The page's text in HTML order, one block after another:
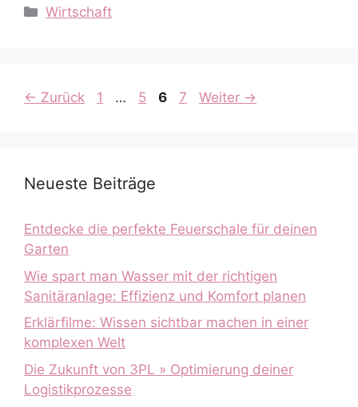
Kategorien
Wirtschaft
← Zurück Seite
1 … Seite
5 Seite
6 Seite
7 Weiter →
Neueste Beiträge
Entdecke die perfekte Feuerschale für deinen
Garten
Wie spart man Wasser mit der richtigen
Sanitäranlage: Effizienz und Komfort planen
Erklärfilme: Wissen sichtbar machen in einer
komplexen Welt
Die Zukunft von 3PL » Optimierung deiner
Logistikprozesse